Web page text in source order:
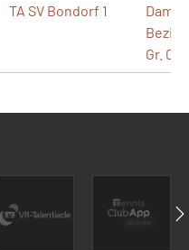
TA SV Bondorf 1
Damen
Gr. 026